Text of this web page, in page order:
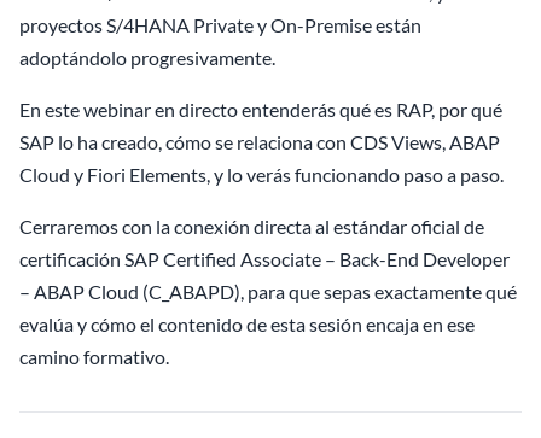
proyectos S/4HANA Private y On-Premise están
adoptándolo progresivamente.
En este webinar en directo entenderás qué es RAP, por qué
SAP lo ha creado, cómo se relaciona con CDS Views, ABAP
Cloud y Fiori Elements, y lo verás funcionando paso a paso.
Cerraremos con la conexión directa al estándar oficial de
certificación SAP Certified Associate – Back-End Developer
– ABAP Cloud (C_ABAPD), para que sepas exactamente qué
evalúa y cómo el contenido de esta sesión encaja en ese
camino formativo.